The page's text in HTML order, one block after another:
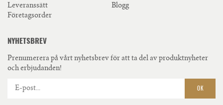
Leveranssätt
Företagsorder
Blogg
NYHETSBREV
Prenumerera på vårt nyhetsbrev för att ta del av produktnyheter
och erbjudanden!
OK